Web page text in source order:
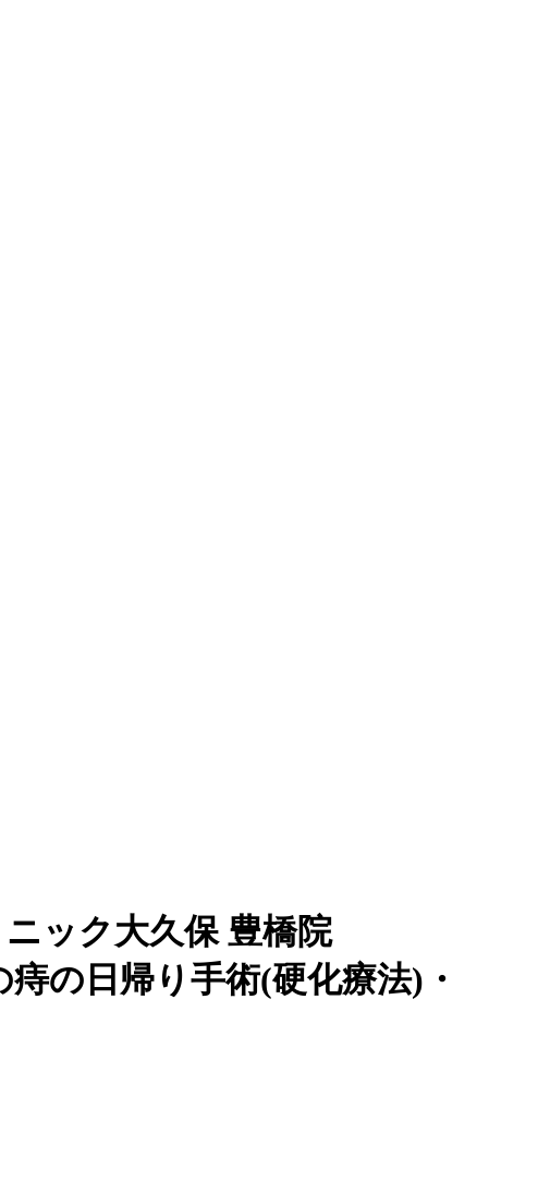
ック大久保 豊橋院
の日帰り手術(硬化療法)・